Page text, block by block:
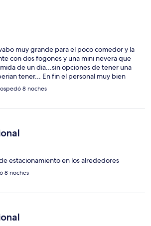
muy grande para el poco comedor y la
con dos fogones y una mini nevera que
de un dia...sin opciones de tener una
tener... En fin el personal muy bien
8 noches
estacionamiento en los alrededores
8 noches